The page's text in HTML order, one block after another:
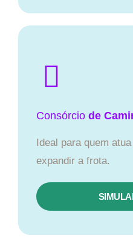
Consórcio de
Ideal para quem
expandir a frota.